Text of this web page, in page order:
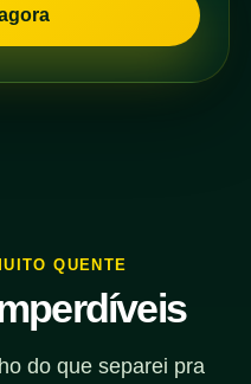
QUENTE
do que separei pra